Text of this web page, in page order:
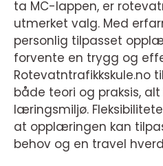
ta MC-lappen, er
utmerket valg. Med
personlig tilpasset
forvente en trygg og
Rotevatntrafikkskule.no
både teori og praksis,
læringsmiljø.
at opplæringen kan
behov og en travel